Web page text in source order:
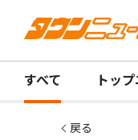
すべて トッ
戻る